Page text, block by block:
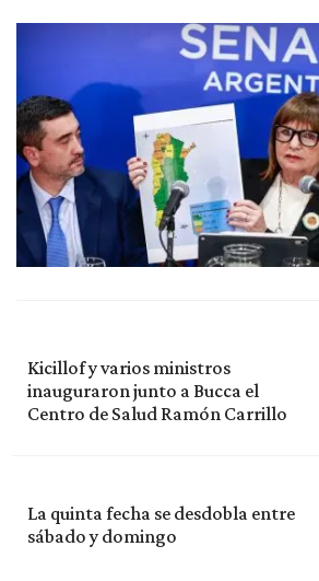
Kicillof y varios ministros
inauguraron junto a Bucca el
Centro de Salud Ramón Carrillo
La quinta fecha se desdobla entre
sábado y domingo